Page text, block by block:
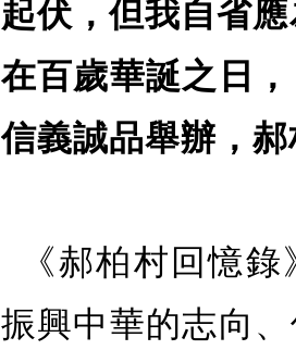
起伏，但我自省
在百歲華誕之日
信義誠品舉辦，
《郝柏村回憶
振興中華的志向